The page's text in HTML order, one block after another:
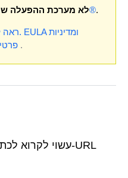
לא מערכת ההפעלהמק®.
* ראה להלן הצעת ניסיון חינם. EULA ומדיניות
.